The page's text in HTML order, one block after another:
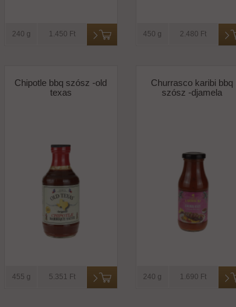
240 g 1.450 Ft 450 g 2.480 Ft
Chipotle bbq szósz -old
texas
455 g 5.351 Ft
Churrasco karibi bbq
szósz -djamela
240 g 1.690 Ft